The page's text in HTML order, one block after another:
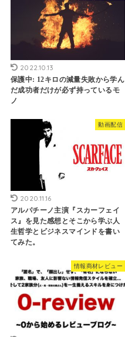
2022.10.13
保護中: 12キロの減量失敗から学ん
だ成功者だけが必ず持っているモ
ノ
動画配信
2020.11.16
アルパチーノ主演『スカーフェイ
ス』を見た感想とそこから学ぶ人
生哲学とビジネスマインドを書い
てみた。
情報商材レビュー